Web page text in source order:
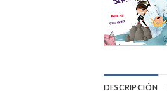
DESCRIPCIÓN